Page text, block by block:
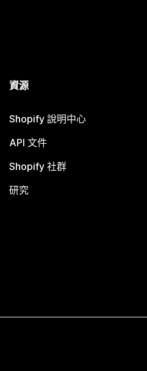
資源
Shopify 說明中心
API 文件
Shopify 社群
研究